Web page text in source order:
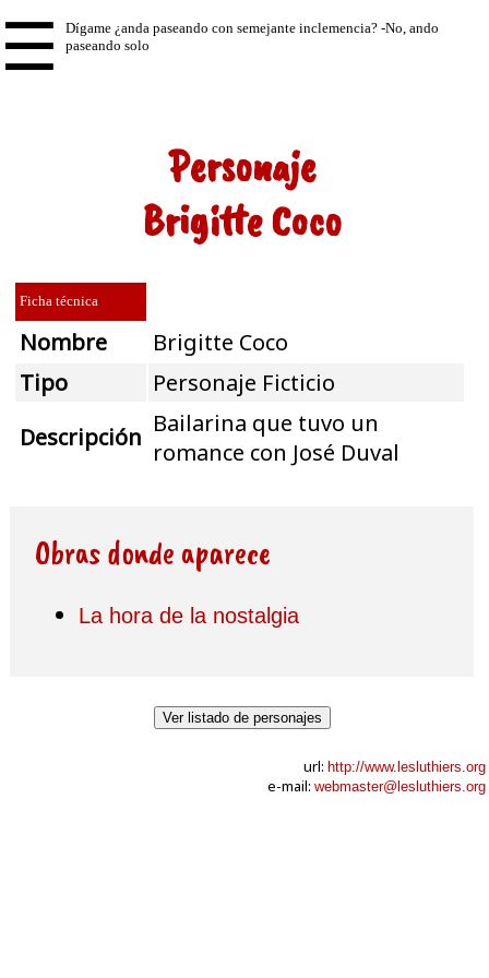
☰
Personaje
Brigitte Coco
Ficha técnica
Nombre
Brigitte Coco
Tipo
Personaje Ficticio
Descripción Bailarina que tuvo un
romance con José Duval
Obras donde aparece
La hora de la nostalgia
Ver listado de personajes
url: http://www.lesluthiers.org
e-mail: webmaster@lesluthiers.org